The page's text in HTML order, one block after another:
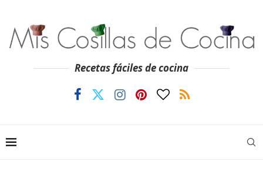
Recetas fáciles de cocina